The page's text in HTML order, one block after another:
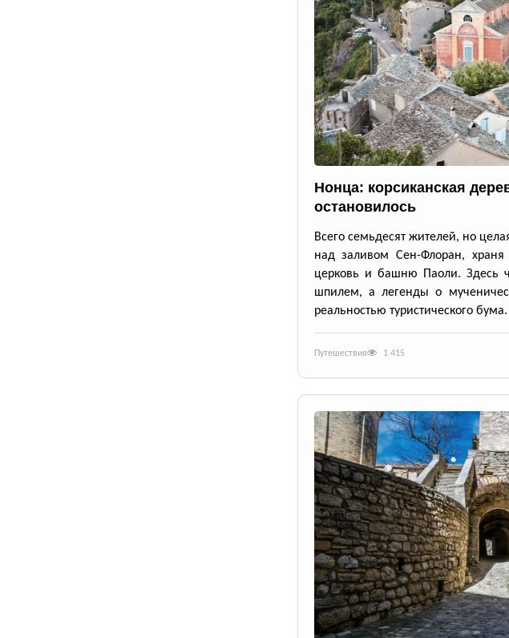
Нонца: корсиканская
остановилось
Всего семьдесят жителей, но
над заливом Сен-Флоран, храня
церковь и башню Паоли. Здесь
шпилем, а легенды о
реальностью туристического бума.
Путешествия 1 415